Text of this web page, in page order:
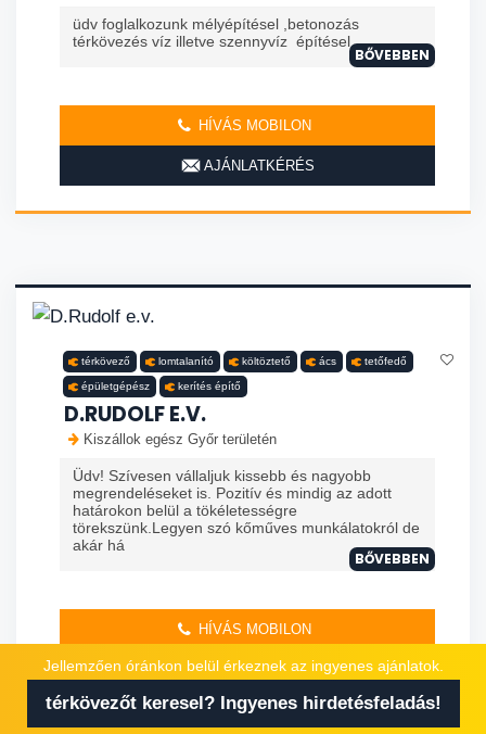
üdv foglalkozunk mélyépítésel ,betonozás
térkövezés víz illetve szennyvíz építésel
BŐVEBBEN
HÍVÁS MOBILON
AJÁNLATKÉRÉS
térkövező lomtalanító költöztető ács tetőfedő
épületgépész kerítés építő
D.RUDOLF E.V.
Kiszállok egész Győr területén
Üdv! Szívesen vállaljuk kissebb és nagyobb
megrendeléseket is. Pozitív és mindig az adott
határokon belül a tökéletességre
törekszünk.Legyen szó kőműves munkálatokról de
akár há
BŐVEBBEN
HÍVÁS MOBILON
AJÁNLATKÉRÉS
Jellemzően óránkon belül érkeznek az ingyenes ajánlatok.
térkövezőt keresel? Ingyenes hirdetésfeladás!